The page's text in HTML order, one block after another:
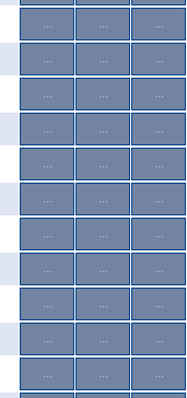
... ...
...
... ...
...
... ...
...
... ...
...
... ...
...
... ...
...
... ...
...
... ...
...
... ...
...
... ...
...
... ... ...